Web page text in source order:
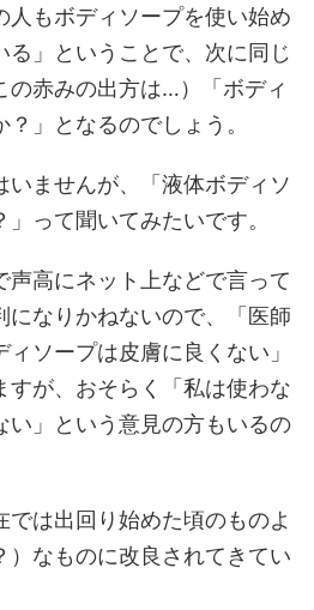
人もボディソープを使い始め
る」ということで、次に同じ
の赤みの出方は…）「ボディ
」となるのでしょう。
いませんが、「液体ボディソ
って聞いてみたいです。
声高にネット上などで言って
になりかねないので、「医師
ソープは皮膚に良くない」
すが、おそらく「私は使わな
い」という意見の方もいるの
では出回り始めた頃のものよ
）なものに改良されてきてい